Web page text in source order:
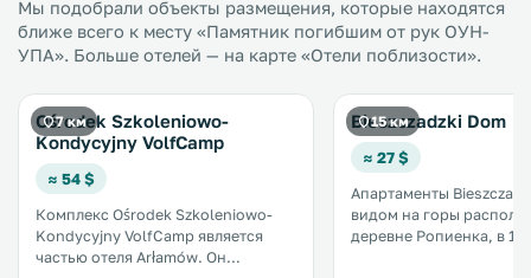
Мы подобрали объекты размещения, которые находятся
ближе всего к месту «Памятник погибшим от рук ОУН-
УПА». Больше отелей — на карте «Отели поблизости».
7 км
Ośrodek Szkoleniowo-
Kondycyjny VolfCamp
≈ 54 $
Комплекс Ośrodek Szkoleniowo-
Kondycyjny VolfCamp является
частью отеля Arłamów. Он
15 км
Bieszczadzki Dom
≈ 27 $
Апартаменты
видом на горы
деревне Ропиенка, в 11